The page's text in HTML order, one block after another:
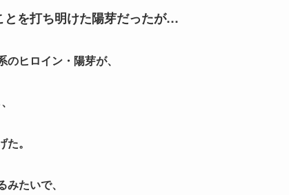
とを打ち明けた陽芽だったが…
ヒロイン・陽芽が、
。
たいで、